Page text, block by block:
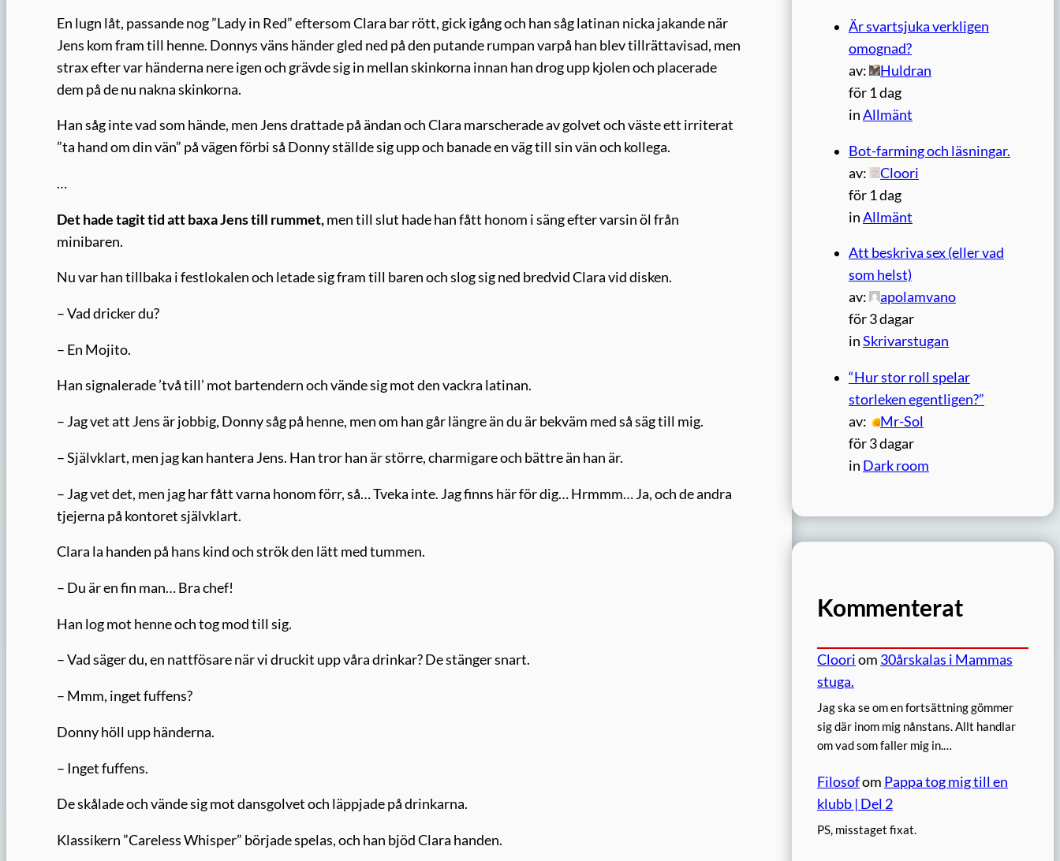
En lugn låt, passande nog ”Lady in Red” eftersom Clara bar rött, gick igång och han såg latinan nicka jakande när
Jens kom fram till henne. Donnys väns händer gled ned på den putande rumpan varpå han blev tillrättavisad, men
strax efter var händerna nere igen och grävde sig in mellan skinkorna innan han drog upp kjolen och placerade
dem på de nu nakna skinkorna.
Han såg inte vad som hände, men Jens drattade på ändan och Clara marscherade av golvet och väste ett irriterat
”ta hand om din vän” på vägen förbi så Donny ställde sig upp och banade en väg till sin vän och kollega.
…
Det hade tagit tid att baxa Jens till rummet,men till slut hade han fått honom i säng efter varsin öl från
minibaren.
Nu var han tillbaka i festlokalen och letade sig fram till baren och slog sig ned bredvid Clara vid disken.
– Vad dricker du?
– En Mojito.
Han signalerade ’två till’ mot bartendern och vände sig mot den vackra latinan.
– Jag vet att Jens är jobbig, Donny såg på henne, men om han går längre än du är bekväm med så säg till mig.
– Självklart, men jag kan hantera Jens. Han tror han är större, charmigare och bättre än han är.
– Jag vet det, men jag har fått varna honom förr, så… Tveka inte. Jag finns här för dig… Hrmmm… Ja, och de andra
tjejerna på kontoret självklart.
Clara la handen på hans kind och strök den lätt med tummen.
– Du är en fin man… Bra chef!
Han log mot henne och tog mod till sig.
– Vad säger du, en nattfösare när vi druckit upp våra drinkar? De stänger snart.
– Mmm, inget fuffens?
Donny höll upp händerna.
– Inget fuffens.
De skålade och vände sig mot dansgolvet och läppjade på drinkarna.
Klassikern ”Careless Whisper” började spelas, och han bjöd Clara handen.
Är svartsjuka verkligen
omognad?
av:
Huldran
för 1 dag
inAllmänt
Bot-farming och läsningar.
av:
Cloori
för 1 dag
inAllmänt
Att beskriva sex (eller vad
som helst)
av:
apolamvano
för 3 dagar
inSkrivarstugan
“Hur stor roll spelar
storleken egentligen?”
av:
Mr-Sol
för 3 dagar
in Dark room
Kommenterat
Clooriom 30årskalas i Mammas
stuga.
Jag ska se om en fortsättning gömmer
sig där inom mig nånstans. Allt handlar
om vad som faller mig in.…
Filosofom Pappa tog mig till en
klubb | Del 2
PS, misstaget fixat.